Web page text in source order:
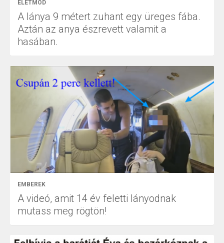
ÉLETMÓD
A lánya 9 métert zuhant egy üreges fába.
Aztán az anya észrevett valamit a
hasában.
EMBEREK
A videó, amit 14 év feletti lányodnak
mutass meg rögtön!